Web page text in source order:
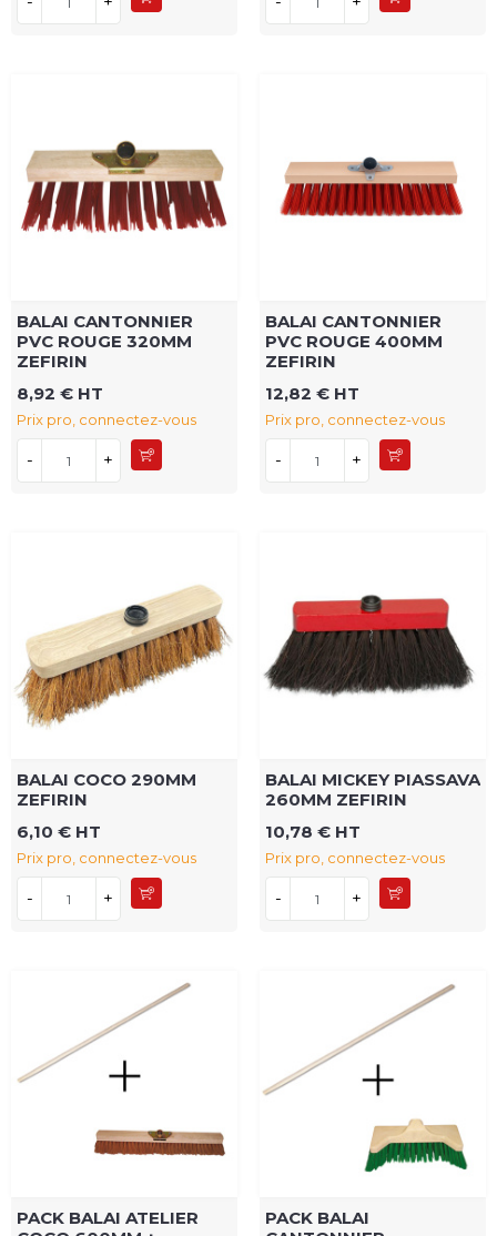
BALAI CANTONNIER
PVC ROUGE 320MM
ZEFIRIN
8,92 € HT
Prix pro, connectez-vous
- +
BALAI CANTONNIER
PVC ROUGE 400MM
ZEFIRIN
12,82 € HT
Prix pro, connectez-vous
- +
BALAI COCO 290MM
ZEFIRIN
6,10 € HT
Prix pro, connectez-vous
- +
BALAI MICKEY PIASSAVA
260MM ZEFIRIN
10,78 € HT
Prix pro, connectez-vous
- +
PACK BALAI ATELIER
PACK BALAI